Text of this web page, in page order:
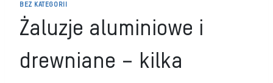
BEZ KATEGORII
Żaluzje aluminiowe i
drewniane – kilka